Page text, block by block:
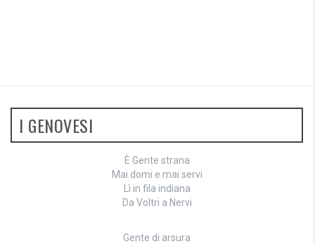
I GENOVESI
È Gente strana
Mai domi e mai servi
Lì in fila indiana
Da Voltri a Nervi
Gente di arsura